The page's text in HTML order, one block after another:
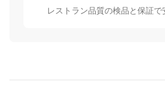
レストラン品質の検品と保証で